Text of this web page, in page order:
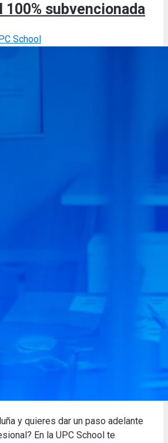
subvencionada
School
y quieres dar un paso adelante
En la UPC School te